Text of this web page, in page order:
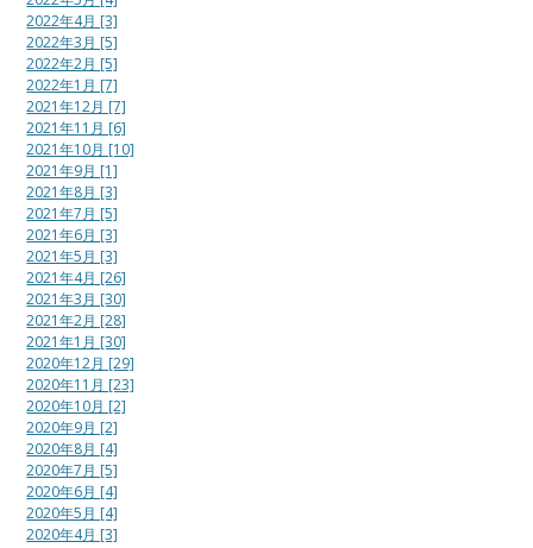
2022年4月 [3]
2022年3月 [5]
2022年2月 [5]
2022年1月 [7]
2021年12月 [7]
2021年11月 [6]
2021年10月 [10]
2021年9月 [1]
2021年8月 [3]
2021年7月 [5]
2021年6月 [3]
2021年5月 [3]
2021年4月 [26]
2021年3月 [30]
2021年2月 [28]
2021年1月 [30]
2020年12月 [29]
2020年11月 [23]
2020年10月 [2]
2020年9月 [2]
2020年8月 [4]
2020年7月 [5]
2020年6月 [4]
2020年5月 [4]
2020年4月 [3]